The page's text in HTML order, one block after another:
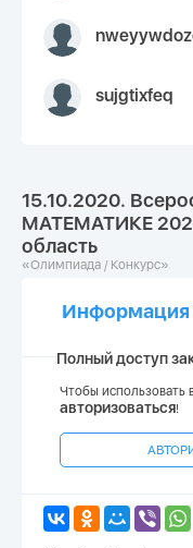
sujgtixfeq
15.10.2020.
МАТЕМАТИКЕ
область
«Олимпиада / Конкурс»
Информация
Полный доступ
Чтобы использовать
авторизоваться!